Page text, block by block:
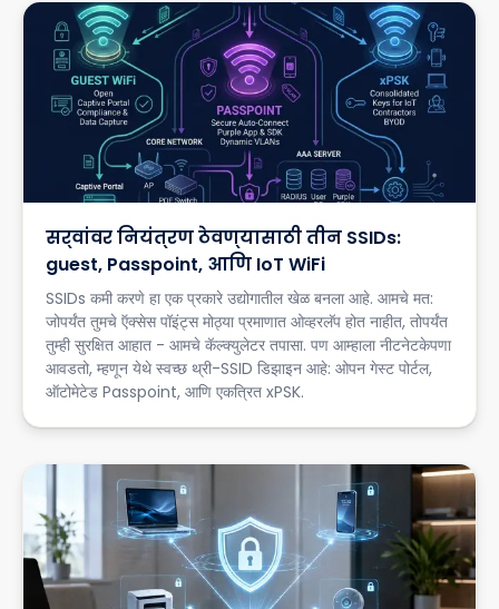
सर्वांवर नियंत्रण ठेवण्यासाठी तीन SSIDs:
guest, Passpoint, आणि IoT WiFi
SSIDs कमी करणे हा एक प्रकारे उद्योगातील खेळ बनला आहे. आमचे मत:
जोपर्यंत तुमचे ऍक्सेस पॉइंट्स मोठ्या प्रमाणात ओव्हरलॅप होत नाहीत, तोपर्यंत
तुम्ही सुरक्षित आहात - आमचे कॅल्क्युलेटर तपासा. पण आम्हाला नीटनेटकेपणा
आवडतो, म्हणून येथे स्वच्छ थ्री-SSID डिझाइन आहे: ओपन गेस्ट पोर्टल,
ऑटोमेटेड Passpoint, आणि एकत्रित xPSK.